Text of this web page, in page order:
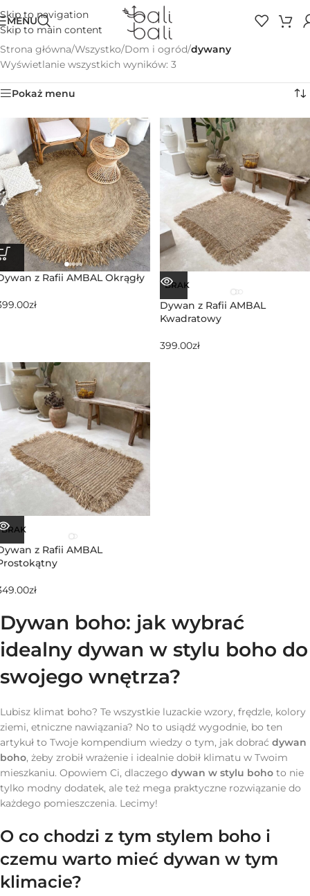
Skip to navigation
Skip to main content
MENU
Strona główna/Wszystko/Dom i ogród/dywany
Wyświetlanie wszystkich wyników: 3
Pokaż menu
z Rafii AMBAL Okrągły
zł
BRAK
Dywan z Rafii AMBAL
Kwadratowy
399.00zł
BRAK
z Rafii AMBAL
zł
Dywan boho: jak wybrać
idealny dywan w stylu boho do
swojego wnętrza?
Lubisz klimat boho? Te wszystkie luzackie wzory, frędzle, kolory
ziemi, etniczne nawiązania? No to usiądź wygodnie, bo ten
artykuł to Twoje kompendium wiedzy o tym, jak dobrać dywan
boho, żeby zrobił wrażenie i idealnie dobił klimatu w Twoim
mieszkaniu. Opowiem Ci, dlaczego dywan w stylu boho to nie
tylko modny dodatek, ale też mega praktyczne rozwiązanie do
każdego pomieszczenia. Lecimy!
O co chodzi z tym stylem boho i
czemu warto mieć dywan w tym
klimacie?